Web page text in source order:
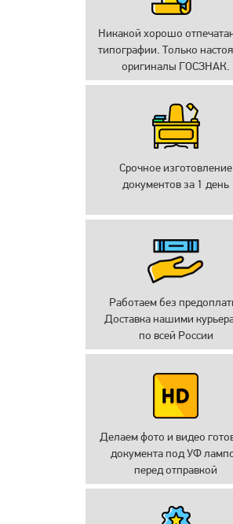
Никакой хорошо
типографии. Только
оригиналы ГОСЗНАК.
Срочное изготовление
документов за 1 день
Работаем без
Доставка нашими
по всей России
Делаем фото и видео
документа под УФ
перед отправкой